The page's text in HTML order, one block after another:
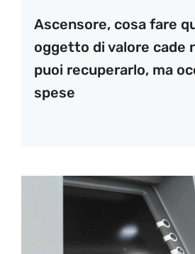
Ascensore, cosa fare
oggetto di valore cade
puoi recuperarlo, ma
spese